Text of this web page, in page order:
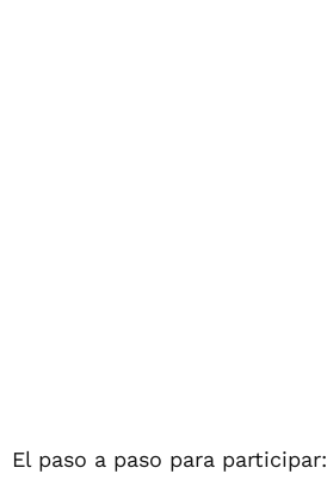
El paso a paso para participar: